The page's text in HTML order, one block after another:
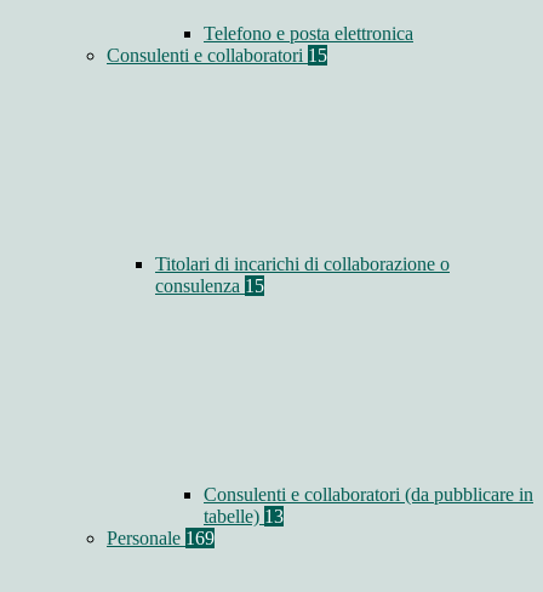
Telefono e posta elettronica
Consulenti e collaboratori 15
Titolari di incarichi di collaborazione o
consulenza 15
Consulenti e collaboratori (da pubblicare in
tabelle) 13
Personale 169